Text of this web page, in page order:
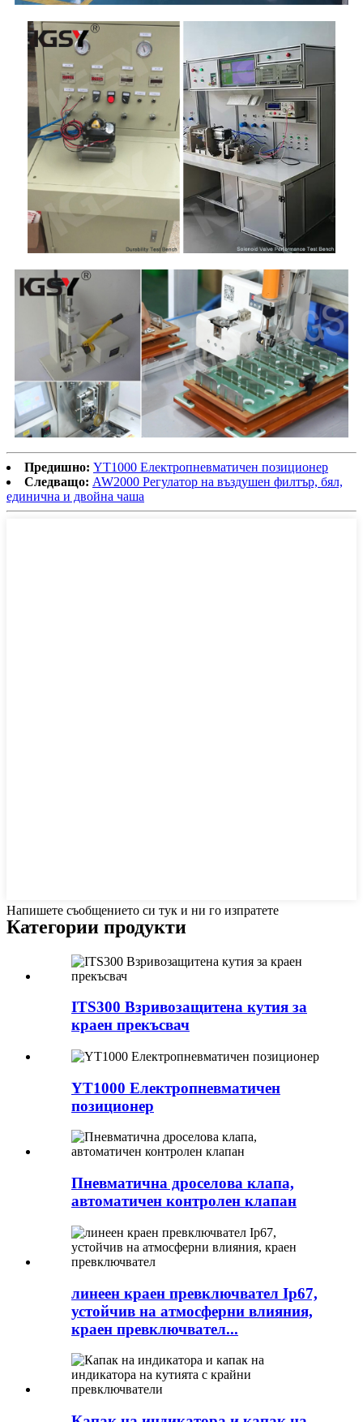
Предишно: YT1000 Електропневматичен позиционер
Следващо: AW2000 Регулатор на въздушен филтър, бял,
единична и двойна чаша
Напишете съобщението си тук и ни го изпратете
Категории продукти
ITS300 Взривозащитена кутия за
краен прекъсвач
YT1000 Електропневматичен
позиционер
Пневматична дроселова клапа,
автоматичен контролен клапан
линеен краен превключвател Ip67,
устойчив на атмосферни влияния,
краен превключвател...